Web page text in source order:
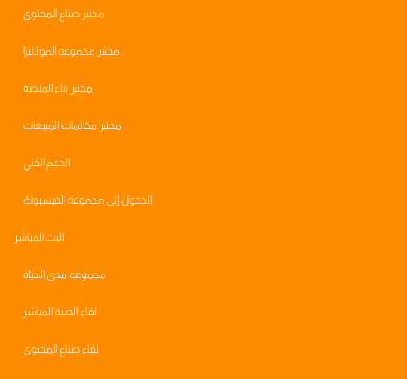
مختبر صناع المحتوى
مختبر مجموعه الموناليزا
مختبر بناء المنصه
مختبر مكالمات المبيعات
الدعم الفني
الدخول إلى مجموعة الفيسبوك
البث المباشر
مجموعه مدى الحياه
لقاء الصبة المباشر
لقاء صناع المحتوى